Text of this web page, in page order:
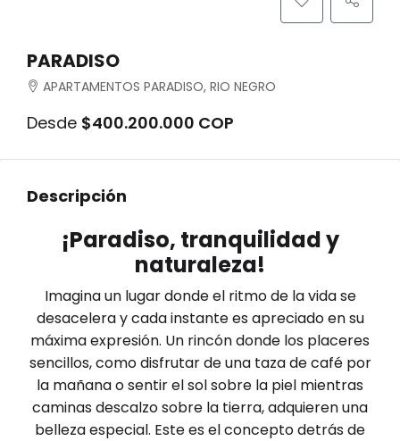
PARADISO
APARTAMENTOS PARADISO, RIO NEGRO
Desde $400.200.000 COP
Descripción
¡Paradiso, tranquilidad y
naturaleza!
Imagina un lugar donde el ritmo de la vida se
desacelera y cada instante es apreciado en su
máxima expresión. Un rincón donde los placeres
sencillos, como disfrutar de una taza de café por
la mañana o sentir el sol sobre la piel mientras
caminas descalzo sobre la tierra, adquieren una
belleza especial. Este es el concepto detrás de